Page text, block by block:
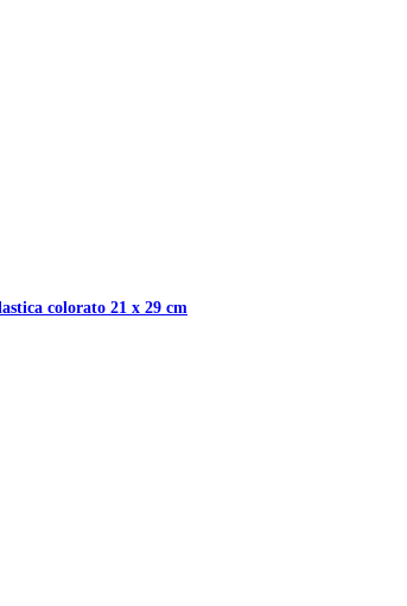
colorato 21 x 29 cm